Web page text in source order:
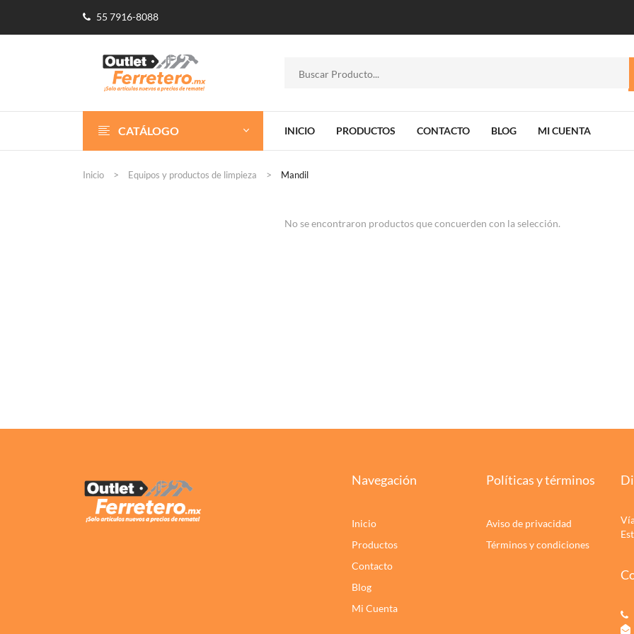
55 7916-8088
CATÁLOGO INICIO PRODUCTOS CONTACTO BLOG MI CUENTA
Inicio Equipos y productos de limpieza Mandil
No se encontraron productos que concuerden con la selección.
Navegación
Inicio
Productos
Contacto
Blog
Mi Cuenta
Políticas y términos
Aviso de privacidad
Términos y condiciones